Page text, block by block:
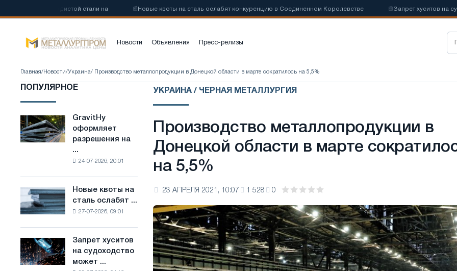
стали на Новые квоты на сталь ослабят конкуренцию в Соединенном Королевстве Запрет хуситов на
Новости Объявления Пресс-релизы
Главная/ Новости/Украина/ Производство металлопродукции в Донецкой области в марте сократилось на 5,5%
ПОПУЛЯРНОЕ
GravitHy
оформляет
разрешения
строительство
производству
низкоуглеродистой
на
основе
водорода
во
GravitHy
оформляет
разрешения на
...
24-07-2026, 20:01
Новые
квоты
на
конкуренцию
в
Новые квоты на
сталь ослабят ...
27-07-2026, 09:01
Запрет
хуситов
на
Запрет хуситов
на судоходство
может ...
УКРАИНА / ЧЕРНАЯ МЕТАЛЛУРГИЯ
Производство металлопродукции в
Донецкой области в марте
на 5,5%
23 АПРЕЛЯ 2021, 10:07 1 528 0